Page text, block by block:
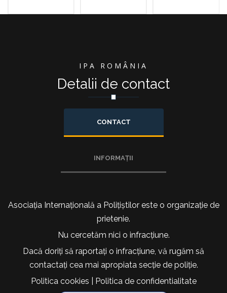
IPA ROMÂNIA
Detalii de contact
CONTACT
INFORMAȚII
Asociația Internațională a Polițiștilor este o organizație de
prietenie.
Nu cercetăm nici o infracțiune.
Dacă doriți să raportați o infracțiune, vă rugăm să
contactați cea mai apropiata secție de poliție.
Politica cookies
Politica de confidentialitate